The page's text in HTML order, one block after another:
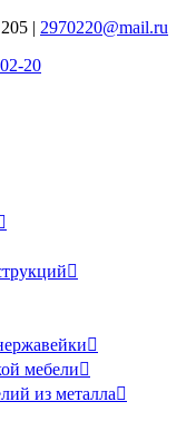
| 2970220@mail.ru
20
мебели
из металла